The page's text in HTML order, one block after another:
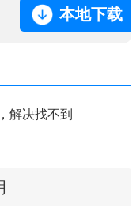
本地下载
解决找不到